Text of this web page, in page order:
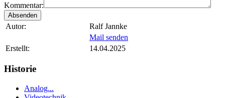
Kommentar:
Autor:
Ralf Jannke
Mail senden
Erstellt:
14.04.2025
Historie
Analog...